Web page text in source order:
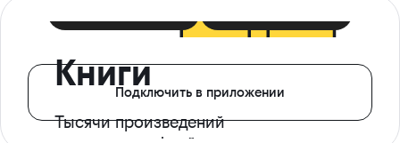
Книги
Тысячи произведений
Подключить в приложении